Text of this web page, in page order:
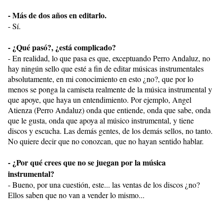
- Más de dos años en editarlo.
- Sí.
- ¿Qué pasó?, ¿está complicado?
- En realidad, lo que pasa es que, exceptuando Perro Andaluz, no
hay ningún sello que esté a fin de editar músicas instrumentales
absolutamente, en mi conocimiento en esto ¿no?, que por lo
menos se ponga la camiseta realmente de la música instrumental y
que apoye, que haya un entendimiento. Por ejemplo, Angel
Atienza (Perro Andaluz) onda que entiende, onda que sabe, onda
que le gusta, onda que apoya al músico instrumental, y tiene
discos y escucha. Las demás gentes, de los demás sellos, no tanto.
No quiere decir que no conozcan, que no hayan sentido hablar.
- ¿Por qué crees que no se juegan por la música
instrumental?
- Bueno, por una cuestión, este... las ventas de los discos ¿no?
Ellos saben que no van a vender lo mismo...